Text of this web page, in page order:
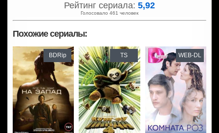
Рейтинг сериала: 5,92
Голосовало 461 человек
Похожие сериалы:
BDRip TS WEB-DL